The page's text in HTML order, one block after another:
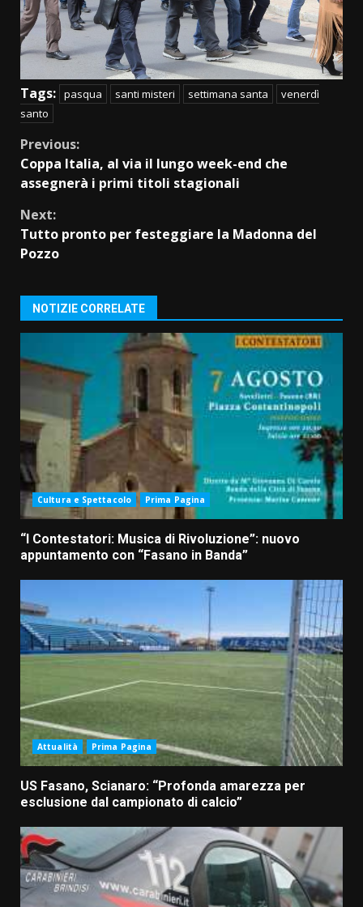
Tags: pasqua santi misteri settimana santa
venerdì
santo
Continue
Reading
Previous:
Coppa Italia, al via il lungo week-end che
assegnerà i primi titoli stagionali
Next:
Tutto pronto per festeggiare la Madonna del
Pozzo
NOTIZIE CORRELATE
Cultura e Spettacolo Prima Pagina
“I Contestatori: Musica di Rivoluzione”: nuovo
appuntamento con “Fasano in Banda”
Attualità Prima Pagina
US Fasano, Scianaro: “Profonda amarezza per
esclusione dal campionato di calcio”